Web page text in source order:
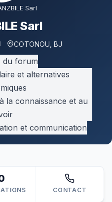
Sarl
Sarl
COTONOU, BJ
du forum
et alternatives
la connaissance et au
et communication
CONTACT